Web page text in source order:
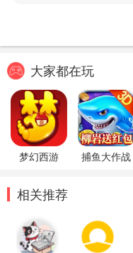
大家都在玩
梦幻西游 捕鱼大作战
相关推荐